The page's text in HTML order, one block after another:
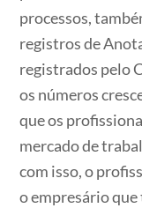
processos,
registros de
registrados pelo
os números
que os
mercado de
com isso, o
o empresário